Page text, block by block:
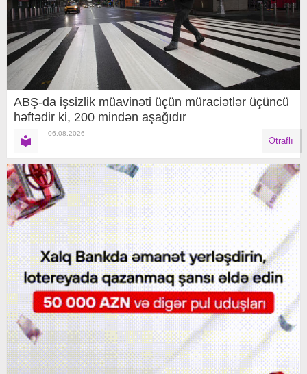
ABŞ-da işsizlik müavinəti üçün müraciətlər üçüncü
həftədir ki, 200 mindən aşağıdır
06.08.2026
Ətraflı